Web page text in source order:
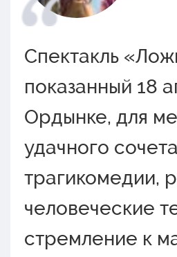
Спектакль
показанный 18
Ордынке, для
удачного
трагикомедии,
человеческие
стремление к